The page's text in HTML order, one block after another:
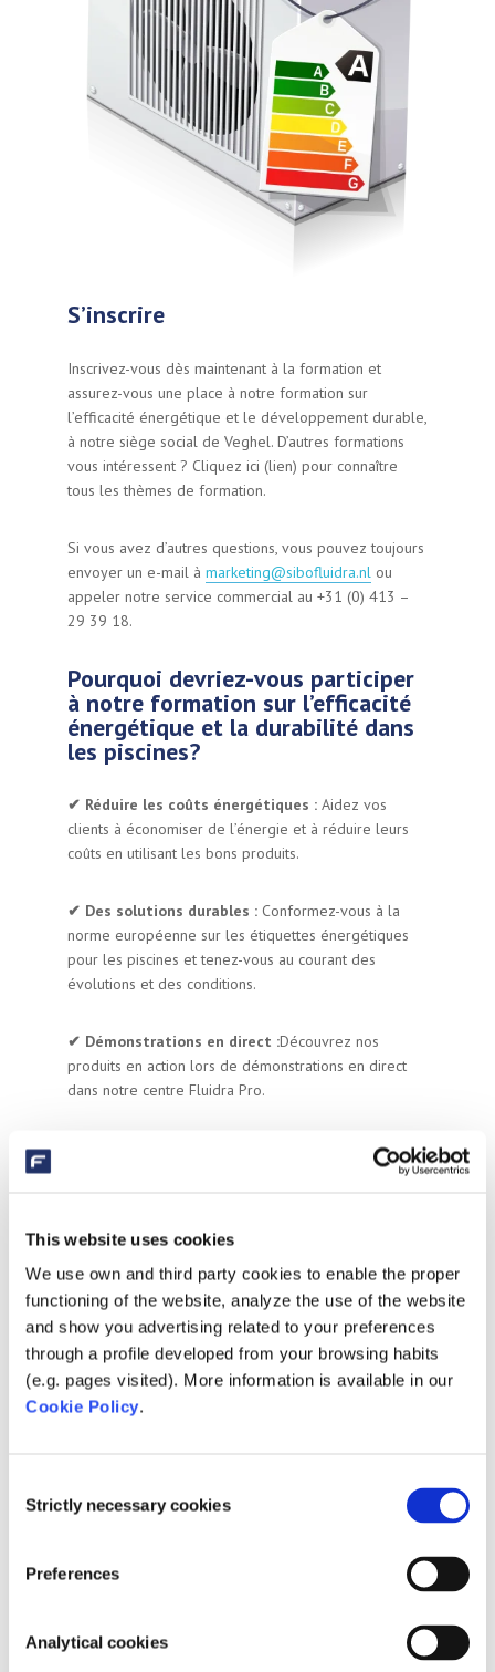
This website uses cookies
We use own and third party cookies to enable the proper
functioning of the website, analyze the use of the website
and show you advertising related to your preferences
through a profile developed from your browsing habits
(e.g. pages visited). More information is available in our
Cookie Policy.
Selection
Strictly necessary cookies
Preferences
Analytical cookies
S’inscrire
Inscrivez-vous dès maintenant à la formation et
assurez-vous une place à notre formation sur
l’efficacité énergétique et le développement durable,
à notre siège social de Veghel. D’autres formations
vous intéressent ? Cliquez ici (lien) pour connaître
tous les thèmes de formation.
Si vous avez d’autres questions, vous pouvez toujours
envoyer un e-mail à marketing@sibofluidra.nlou
appeler notre service commercial au +31 (0) 413 –
29 39 18.
Pourquoi devriez-vous participer
à notre formation sur l’efficacité
énergétique et la durabilité dans
les piscines?
✔︎ Réduire les coûts énergétiques :Aidez vos
clients à économiser de l’énergie et à réduire leurs
coûts en utilisant les bons produits.
✔︎ Des solutions durables :Conformez-vous à la
norme européenne sur les étiquettes énergétiques
pour les piscines et tenez-vous au courant des
évolutions et des conditions.
✔︎ Démonstrations en direct :Découvrez nos
produits en action lors de démonstrations en direct
dans notre centre Fluidra Pro.
OBLIGATOIRES.
Nom:*
Prénom:*
Numéro de client